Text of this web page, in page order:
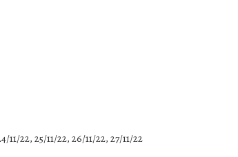
11/22, 25/11/22, 26/11/22, 27/11/22